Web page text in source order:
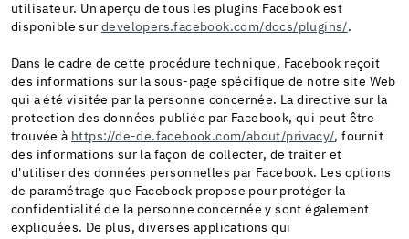
utilisateur. Un aperçu de tous les plugins Facebook est
disponible surdevelopers.facebook.com/docs/plugins/.
Dans le cadre de cette procédure technique, Facebook reçoit
des informations sur la sous-page spécifique de notre site Web
qui a été visitée par la personne concernée. La directive sur la
protection des données publiée par Facebook, qui peut être
trouvée à https://de-de.facebook.com/about/privacy/, fournit
des informations sur la façon de collecter, de traiter et
d'utiliser des données personnelles par Facebook. Les options
de paramétrage que Facebook propose pour protéger la
confidentialité de la personne concernée y sont également
expliquées. De plus, diverses applications qui